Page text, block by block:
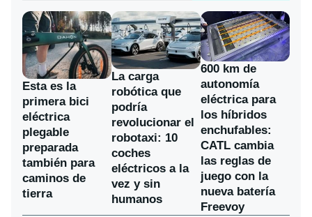
Esta es la
primera bici
eléctrica
plegable
preparada
también para
caminos de
tierra
La carga
robótica que
podría
revolucionar el
robotaxi: 10
coches
eléctricos a la
vez y sin
humanos
600 km de
autonomía
eléctrica para
los híbridos
enchufables:
CATL cambia
las reglas de
juego con la
nueva batería
Freevoy